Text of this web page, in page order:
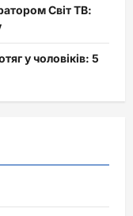
Світ ТВ:
у чоловіків: 5